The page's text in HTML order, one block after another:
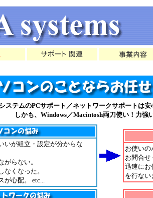
ステムのPCサポート／ネットワークサポートは
しかも、Windows／Macintosh両刀使い！力強
いが組立・設定が分からな
がらない。
なくなった。
が心配。 etc...
お使いの
お問合せ
迅速にお
を行ない